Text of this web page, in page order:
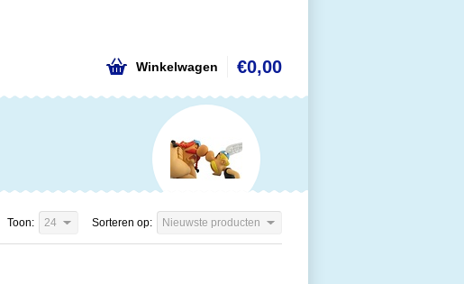
Winkelwagen €0,00
Sorteren op: Nieuwste producten
Toon: 24